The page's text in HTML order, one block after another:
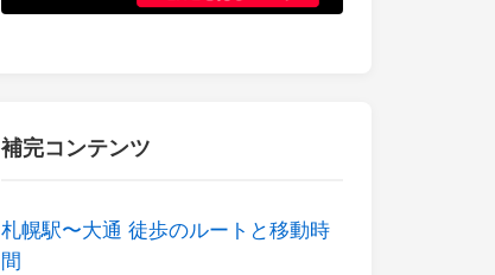
補完コンテンツ
札幌駅〜大通 徒歩のルートと移動時
間